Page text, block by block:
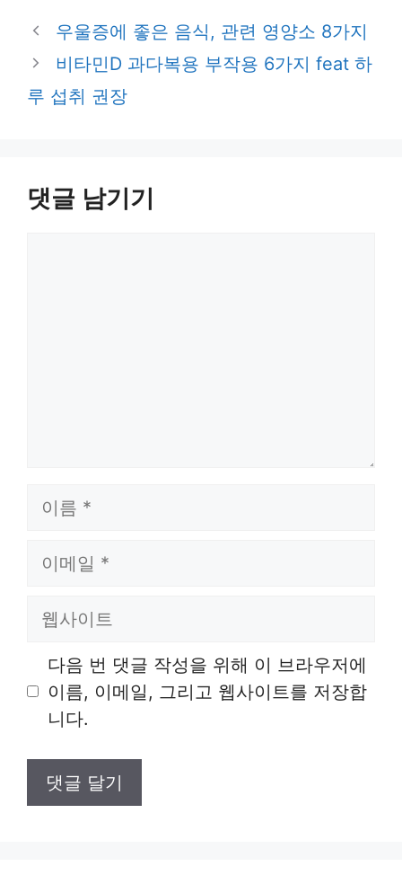
우울증에 좋은 음식, 관련 영양소 8가지
비타민D 과다복용 부작용 6가지 feat 하
루 섭취 권장
댓글 남기기
트
다음 번 댓글 작성을 위해 이 브라우저에
이름, 이메일, 그리고 웹사이트를 저장합
니다.